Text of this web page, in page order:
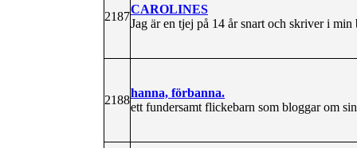
2187
CAROLINES
Jag är en tjej på 14 år snart och skriver i
2188
hanna, förbanna.
ett fundersamt flickebarn som bloggar om